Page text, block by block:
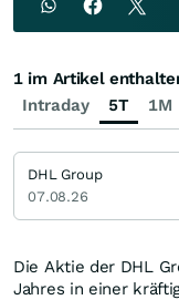
Die Aktie der DHL
Jahres in einer
Intraday 5T 1M
1 im Artikel
DHL Group
07.08.26